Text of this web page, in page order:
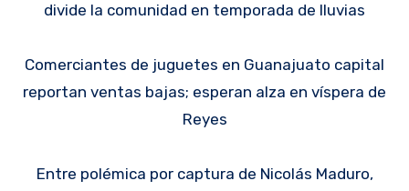
divide la comunidad en temporada de lluvias
Comerciantes de juguetes en Guanajuato capital
reportan ventas bajas; esperan alza en víspera de
Reyes
Entre polémica por captura de Nicolás Maduro,